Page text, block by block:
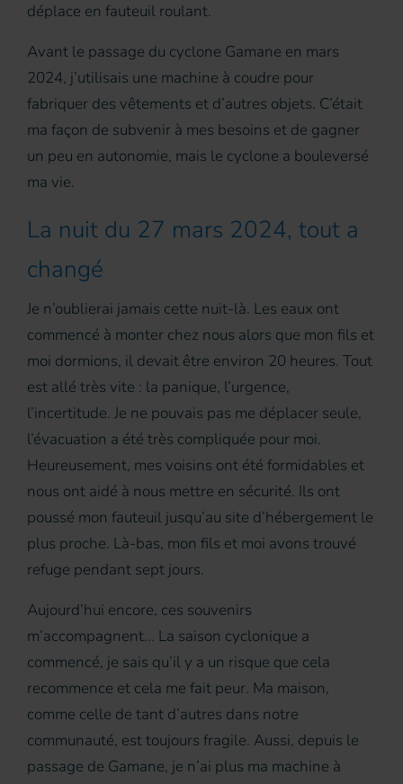
déplace en fauteuil roulant.
Avant le passage du cyclone Gamane en mars
2024, j’utilisais une machine à coudre pour
fabriquer des vêtements et d’autres objets. C’était
ma façon de subvenir à mes besoins et de gagner
un peu en autonomie, mais le cyclone a bouleversé
ma vie.
La nuit du 27 mars 2024, tout a
changé
Je n’oublierai jamais cette nuit-là. Les eaux ont
commencé à monter chez nous alors que mon fils et
moi dormions, il devait être environ 20 heures. Tout
est allé très vite : la panique, l’urgence,
l’incertitude. Je ne pouvais pas me déplacer seule,
l’évacuation a été très compliquée pour moi.
Heureusement, mes voisins ont été formidables et
nous ont aidé à nous mettre en sécurité. Ils ont
poussé mon fauteuil jusqu’au site d’hébergement le
plus proche. Là-bas, mon fils et moi avons trouvé
refuge pendant sept jours.
Aujourd’hui encore, ces souvenirs
m’accompagnent... La saison cyclonique a
commencé, je sais qu’il y a un risque que cela
recommence et cela me fait peur. Ma maison,
comme celle de tant d’autres dans notre
communauté, est toujours fragile. Aussi, depuis le
passage de Gamane, je n’ai plus ma machine à